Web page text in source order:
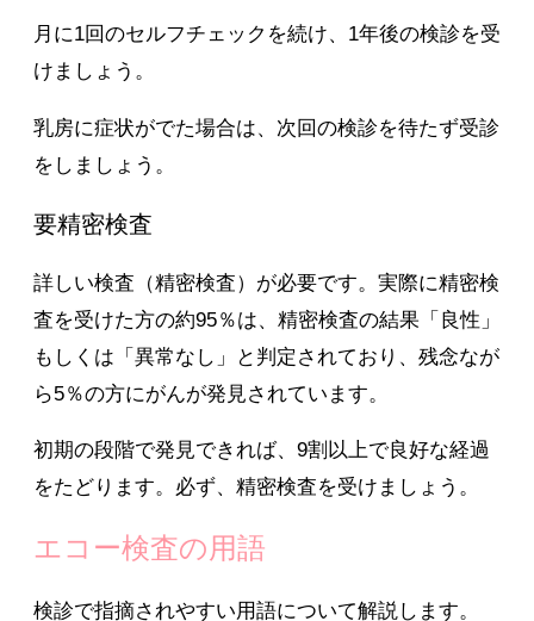
月に1回のセルフチェックを続け、1年後の検診を受
けましょう。
乳房に症状がでた場合は、次回の検診を待たず受診
をしましょう。
要精密検査
詳しい検査（精密検査）が必要です。 実際に精密検
査を受けた方の約95％は、精密検査の結果「良性」
もしくは「異常なし」と判定されており、残念なが
ら5％の方にがんが発見されています。
初期の段階で発見できれば、9割以上で良好な経過
をたどります。必ず、精密検査を受けましょう。
エコー検査の用語
検診で指摘されやすい用語について解説します。